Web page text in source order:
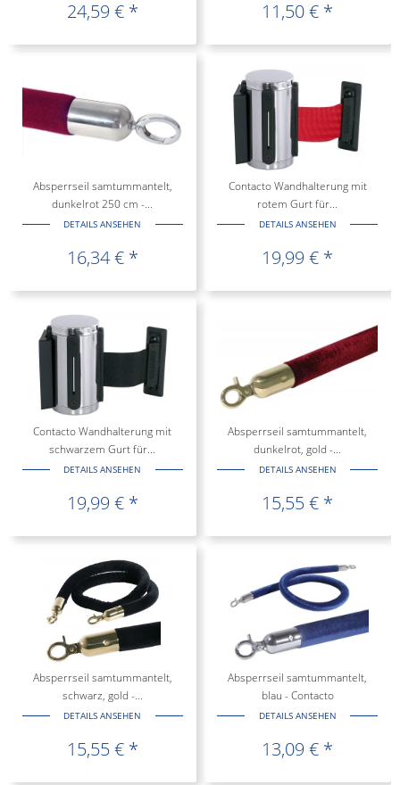
24,59 € * 11,50 € *
Absperrseil samtummantelt,
dunkelrot 250 cm -...
DETAILS ANSEHEN
16,34 € *
Contacto Wandhalterung mit
rotem Gurt für...
DETAILS ANSEHEN
19,99 € *
Contacto Wandhalterung mit
schwarzem Gurt für...
DETAILS ANSEHEN
19,99 € *
Absperrseil samtummantelt,
dunkelrot, gold -...
DETAILS ANSEHEN
15,55 € *
Absperrseil samtummantelt,
schwarz, gold -...
DETAILS ANSEHEN
15,55 € *
Absperrseil samtummantelt,
blau - Contacto
DETAILS ANSEHEN
13,09 € *